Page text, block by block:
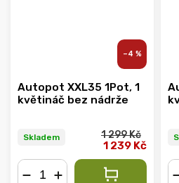
–4 %
Autopot XXL35 1Pot, 1
květináč bez nádrže
Skladem 1 299 Kč
1 239 Kč